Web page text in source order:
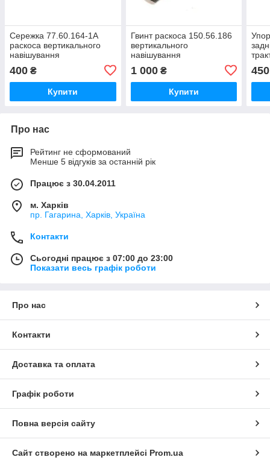
Сережка 77.60.164-1А
раскоса вертикального
навішування
Т150,Т151,Т17221,Т17021,Т150-
05-09-25
400 ₴
Купити
Гвинт раскоса 150.56.186
вертикального
навішування
Т150,Т151,Т17221,Т17021,Т150-
05-09-25
1 000₴
Купити
450
Про нас
Рейтинг не сформований
Менше 5 відгуків за останній рік
Працює з 30.04.2011
м. Харків
пр. Гагарина, Харків, Україна
Контакти
Сьогодні працює з 07:00 до 23:00
Показати весь графік роботи
Про нас
Контакти
Доставка та оплата
Графік роботи
Повна версія сайту
Сайт створено на маркетплейсі Prom.ua